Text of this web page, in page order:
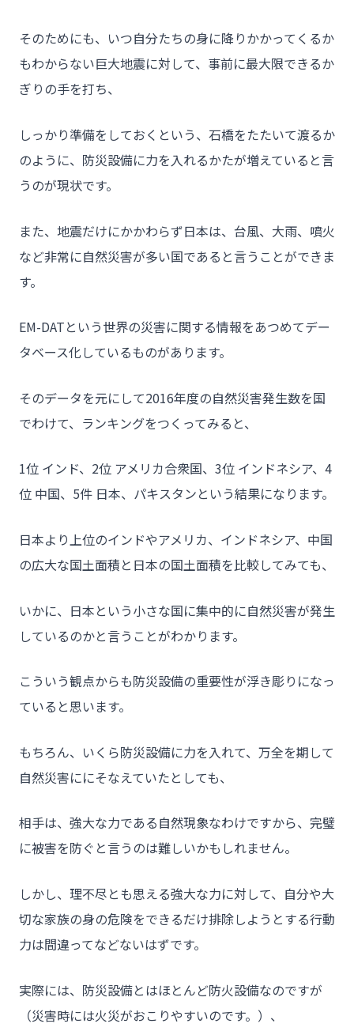
チーム★トウカイセツビ
- トウカイセツビについて
- トウカイセツビが選ばれる理由
- 介護施設事業者様
- 不動産管理会社様・アパートマンションオーナー様
- 工事業者様
- 施工事例
- 会社概要
- お問い合わせ
そのためにも、いつ自分たちの身に降りかかってくるか
もわからない巨大地震に対して、事前に最大限できるか
ぎりの手を打ち、
しっかり準備をしておくという、石橋をたたいて渡るか
のように、防災設備に力を入れるかたが増えていると言
うのが現状です。
また、地震だけにかかわらず日本は、台風、大雨、噴火
など非常に自然災害が多い国であると言うことができま
す。
EM-DATという世界の災害に関する情報をあつめてデー
タベース化しているものがあります。
そのデータを元にして2016年度の自然災害発生数を国
でわけて、ランキングをつくってみると、
1位 インド、2位 アメリカ合衆国、3位 インドネシア、4
位 中国、5件 日本、パキスタンという結果になります。
日本より上位のインドやアメリカ、インドネシア、中国
の広大な国土面積と日本の国土面積を比較してみても、
いかに、日本という小さな国に集中的に自然災害が発生
しているのかと言うことがわかります。
こういう観点からも防災設備の重要性が浮き彫りになっ
ていると思います。
もちろん、いくら防災設備に力を入れて、万全を期して
自然災害ににそなえていたとしても、
相手は、強大な力である自然現象なわけですから、完璧
に被害を防ぐと言うのは難しいかもしれません。
しかし、理不尽とも思える強大な力に対して、自分や大
切な家族の身の危険をできるだけ排除しようとする行動
力は間違ってなどないはずです。
実際には、防災設備とはほとんど防火設備なのですが
（災害時には火災がおこりやすいのです。）、